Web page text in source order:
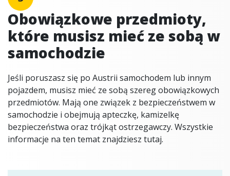
Obowiązkowe przedmioty,
które musisz mieć ze sobą w
samochodzie
Jeśli poruszasz się po Austrii samochodem lub innym
pojazdem, musisz mieć ze sobą szereg obowiązkowych
przedmiotów. Mają one związek z bezpieczeństwem w
samochodzie i obejmują apteczkę, kamizelkę
bezpieczeństwa oraz trójkąt ostrzegawczy. Wszystkie
informacje na ten temat znajdziesz tutaj.